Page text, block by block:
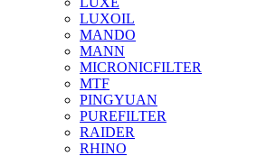
LUXOIL
MANDO
MANN
MICRONICFILTER
MTF
PINGYUAN
PUREFILTER
RAIDER
RHINO